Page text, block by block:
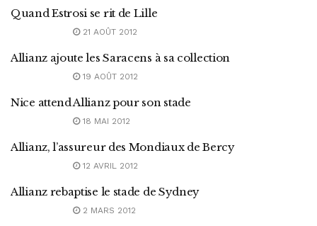
Quand Estrosi se rit de Lille
21 AOÛT 2012
Allianz ajoute les Saracens à sa collection
19 AOÛT 2012
Nice attend Allianz pour son stade
18 MAI 2012
Allianz, l’assureur des Mondiaux de Bercy
12 AVRIL 2012
Allianz rebaptise le stade de Sydney
2 MARS 2012